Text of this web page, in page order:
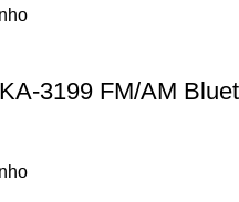
3199 FM/AM